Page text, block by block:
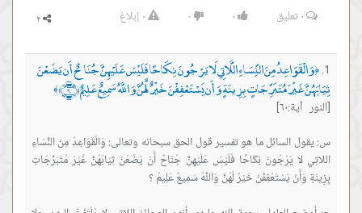
٠تعليق ٠ ٠ ٠ إبلاغ
﴿وَالْقَوَاعِدُ مِنَ النِّسَاءِ اللَّاتِي لَا يَرْجُونَ نِكَاحًا فَلَيْسَ عَلَيْهِنَّ جُنَاحٌ أَن يَضَعْنَ
ثِيَابَهُنَّ غَيْرَ مُتَبَرِّجَاتٍ بِزِينَةٍ وَأَن يَسْتَعْفِفْنَ خَيْرٌ لَّهُنَّ وَاللَّهُ سَمِيعٌ عَلِيمٌ ﴿٦٠﴾ ﴾
[النور آية:٦٠]
س: يقول السائل ما هو تفسير قول الحق سبحانه وتعالى: وَالْقَوَاعِدُ مِنَ النِّسَاءِ
اللاتِي لا يَرْجُونَ نِكَاحًا فَلَيْسَ عَلَيْهِنَّ جُنَاحٌ أَنْ يَضَعْنَ ثِيَابَهُنَّ غَيْرَ مُتَبَرِّجَاتٍ